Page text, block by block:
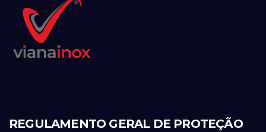
REGULAMENTO GERAL DE PROTEÇÃO